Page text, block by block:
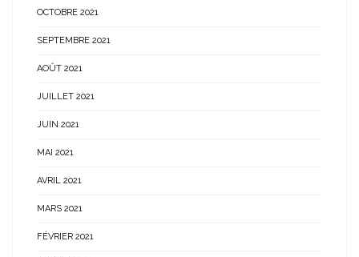
OCTOBRE 2021
SEPTEMBRE 2021
AOÛT 2021
JUILLET 2021
JUIN 2021
MAI 2021
AVRIL 2021
MARS 2021
FÉVRIER 2021